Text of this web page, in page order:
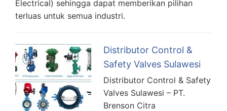
Electrical) sehingga dapat memberikan pilihan
terluas untuk semua industri.
Distributor Control &
Safety Valves Sulawesi
Distributor Control & Safety
Valves Sulawesi – PT.
Brenson Citra